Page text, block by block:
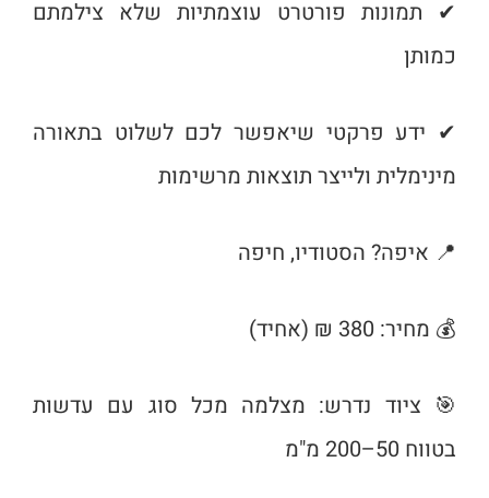
✔ תמונות פורטרט עוצמתיות שלא צילמתם
כמותן
✔ ידע פרקטי שיאפשר לכם לשלוט בתאורה
מינימלית ולייצר תוצאות מרשימות
📍 איפה? הסטודיו, חיפה
💰 מחיר: 380 ₪ (אחיד)
🎯 ציוד נדרש: מצלמה מכל סוג עם עדשות
בטווח 50–200 מ"מ